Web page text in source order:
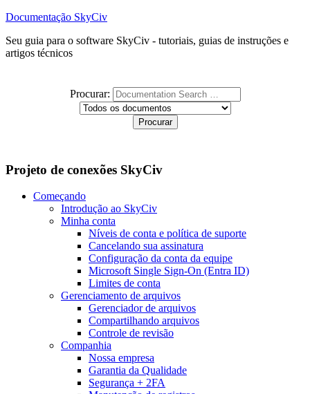
Documentação SkyCiv
Seu guia para o software SkyCiv - tutoriais, guias de instruções e
artigos técnicos
Procurar:
Projeto de conexões SkyCiv
Começando
Introdução ao SkyCiv
Minha conta
Níveis de conta e política de suporte
Cancelando sua assinatura
Configuração da conta da equipe
Microsoft Single Sign-On (Entra ID)
Limites de conta
Gerenciamento de arquivos
Gerenciador de arquivos
Compartilhando arquivos
Controle de revisão
Companhia
Nossa empresa
Garantia da Qualidade
Segurança + 2FA